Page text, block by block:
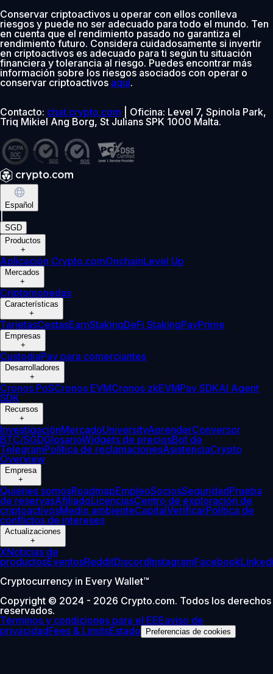
Conservar criptoactivos u operar con ellos conlleva
riesgos y puede no ser adecuado para todo el mundo. Ten
en cuenta que el rendimiento pasado no garantiza el
rendimiento futuro. Considera cuidadosamente si invertir
en criptoactivos es adecuado para ti según tu situación
financiera y tolerancia al riesgo. Puedes encontrar más
información sobre los riesgos asociados con operar o
conservar criptoactivos aquí.
Contacto: chat.crypto.com | Oficina: Level 7, Spinola Park,
Triq Mikiel Ang Borg, St Julians SPK 1000 Malta.
Español
SGD
Productos
+
Aplicación Crypto.comOnchainLevel Up
Mercados
+
Criptomonedas
Características
+
TarjetasCestasEarnStakingDeFi StakingPayPrime
Empresas
+
CustodiaPay para comerciantes
Desarrolladores
+
Cronos PoSCronos EVMCronos zkEVMPay SDKAI Agent
SDK
Recursos
+
InvestigaciónMercadoUniversityAprenderConversor
BTC/SGDGlosarioWidgets de preciosBot de
TelegramPolítica de reclamacionesAsistenciaCrypto
Overview
Empresa
+
Quiénes somosRoadmapEmpleoSociosSeguridadPrueba
de reservasAfiliadoLicenciasCentro de exploración de
criptoactivosMedio ambienteCapitalVerificarPolítica de
conflictos de intereses
Actualizaciones
+
XNoticias de
productosEventosRedditDiscordInstagramFacebook
Cryptocurrency in Every Wallet™
Copyright © 2024 - 2026 Crypto.com. Todos los derechos
reservados.
Términos y condiciones para el EEEaviso de
privacidadFees & LimitsEstado Preferencias de cookies